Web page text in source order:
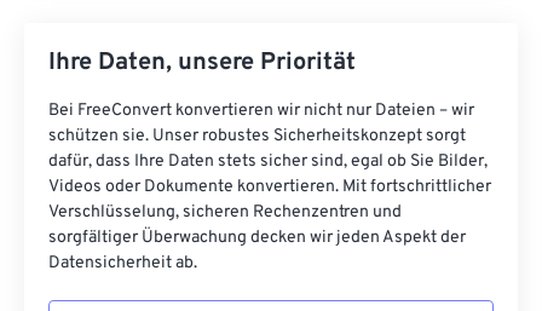
Ihre Daten, unsere Priorität
Bei FreeConvert konvertieren wir nicht nur Dateien – wir
schützen sie. Unser robustes Sicherheitskonzept sorgt
dafür, dass Ihre Daten stets sicher sind, egal ob Sie Bilder,
Videos oder Dokumente konvertieren. Mit fortschrittlicher
Verschlüsselung, sicheren Rechenzentren und
sorgfältiger Überwachung decken wir jeden Aspekt der
Datensicherheit ab.